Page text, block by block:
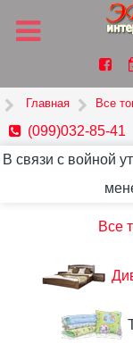
Главная Все
(099)032-85-41
В связи с войной
Все